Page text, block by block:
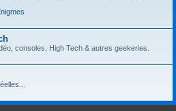
consoles, High Tech & autres geekeries.